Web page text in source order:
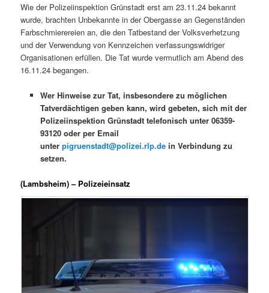
Wie der Polizeiinspektion Grünstadt erst am 23.11.24 bekannt
wurde, brachten Unbekannte in der Obergasse an Gegenständen
Farbschmierereien an, die den Tatbestand der Volksverhetzung
und der Verwendung von Kennzeichen verfassungswidriger
Organisationen erfüllen. Die Tat wurde vermutlich am Abend des
16.11.24 begangen.
Wer Hinweise zur Tat, insbesondere zu möglichen
Tatverdächtigen geben kann, wird gebeten, sich mit der
Polizeiinspektion Grünstadt telefonisch unter 06359-
93120 oder per Email
unter pigruenstadt@polizei.rlp.dein Verbindung zu
setzen.
(Lambsheim) – Polizeieinsatz